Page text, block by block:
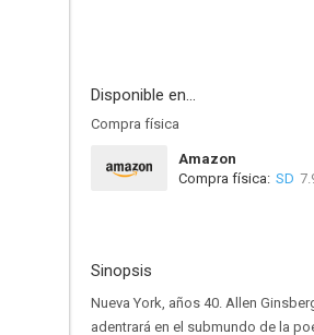
Disponible en...
Compra física
Amazon
Compra física: SD
Sinopsis
Nueva York, años 40. Allen
adentrará en el submundo de la